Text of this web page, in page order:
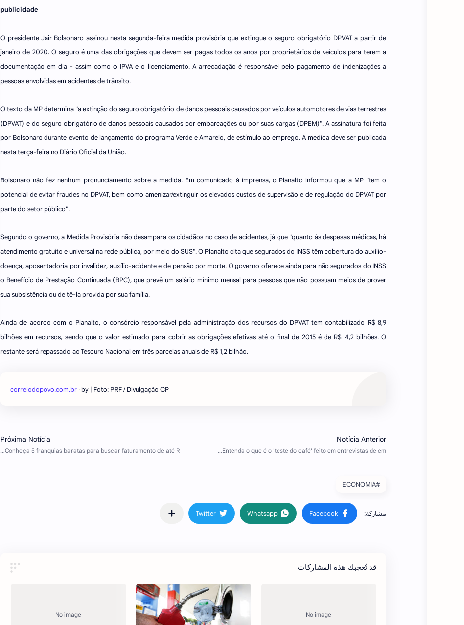
publicidade
O presidente Jair Bolsonaro assinou nesta segunda-feira medida provisória que extingue o seguro obrigatório DPVAT a partir de
janeiro de 2020. O seguro é uma das obrigações que devem ser pagas todos os anos por proprietários de veículos para terem a
documentação em dia - assim como o IPVA e o licenciamento. A arrecadação é responsável pelo pagamento de indenizações a
pessoas envolvidas em acidentes de trânsito.
O texto da MP determina "a extinção do seguro obrigatório de danos pessoais causados por veículos automotores de vias terrestres
(DPVAT) e do seguro obrigatório de danos pessoais causados por embarcações ou por suas cargas (DPEM)". A assinatura foi feita
por Bolsonaro durante evento de lançamento do programa Verde e Amarelo, de estímulo ao emprego. A medida deve ser publicada
nesta terça-feira no Diário Oficial da União.
Bolsonaro não fez nenhum pronunciamento sobre a medida. Em comunicado à imprensa, o Planalto informou que a MP "tem o
potencial de evitar fraudes no DPVAT, bem como amenizar/extinguir os elevados custos de supervisão e de regulação do DPVAT por
parte do setor público".
Segundo o governo, a Medida Provisória não desampara os cidadãos no caso de acidentes, já que "quanto às despesas médicas, há
atendimento gratuito e universal na rede pública, por meio do SUS". O Planalto cita que segurados do INSS têm cobertura do auxílio-
doença, aposentadoria por invalidez, auxílio-acidente e de pensão por morte. O governo oferece ainda para não segurados do INSS
o Benefício de Prestação Continuada (BPC), que prevê um salário mínimo mensal para pessoas que não possuam meios de prover
sua subsistência ou de tê-la provida por sua família.
Ainda de acordo com o Planalto, o consórcio responsável pela administração dos recursos do DPVAT tem contabilizado R$ 8,9
bilhões em recursos, sendo que o valor estimado para cobrir as obrigações efetivas até o final de 2015 é de R$ 4,2 bilhões. O
restante será repassado ao Tesouro Nacional em três parcelas anuais de R$ 1,2 bilhão.
correiodopovo.com.br · by | Foto: PRF / Divulgação CP
#ECONOMIA
قد تُعجبك هذه المشاركات